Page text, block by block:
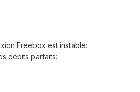
Freebox est instable:
débits parfaits: